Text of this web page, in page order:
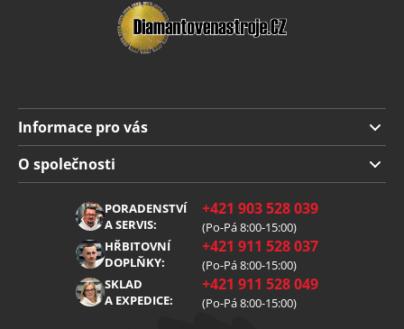
Informace pro vás
Doprava a platba
Obchodní podmínky
Reklamace
Zpracování osobních údajů
O společnosti
PORADENSTVÍ
A SERVIS:
+421 903 528 039
(Po-Pá 8:00-15:00)
HŘBITOVNÍ
DOPLŇKY:
+421 911 528 037
(Po-Pá 8:00-15:00)
SKLAD
A EXPEDICE:
+421 911 528 049
(Po-Pá 8:00-15:00)